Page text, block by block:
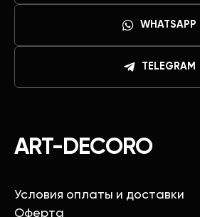
ART-DECORO
Условия оплаты и доставки
Оферта
WHATSAPP
TELEGRAM